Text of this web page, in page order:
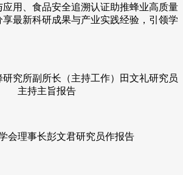
用、食品安全追溯认证助推蜂业高质量
最新科研成果与产业实践经验，引领学
究所副所长（主持工作）田文礼研究员
主持主旨报告
会理事长彭文君研究员作报告